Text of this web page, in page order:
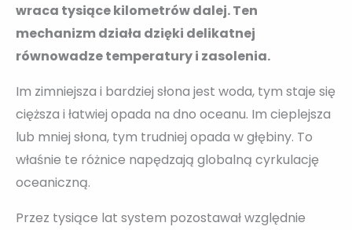
wraca tysiące kilometrów dalej. Ten
mechanizm działa dzięki delikatnej
równowadze temperatury i zasolenia.
Im zimniejsza i bardziej słona jest woda, tym staje się
cięższa i łatwiej opada na dno oceanu. Im cieplejsza
lub mniej słona, tym trudniej opada w głębiny. To
właśnie te różnice napędzają globalną cyrkulację
oceaniczną.
Przez tysiące lat system pozostawał względnie